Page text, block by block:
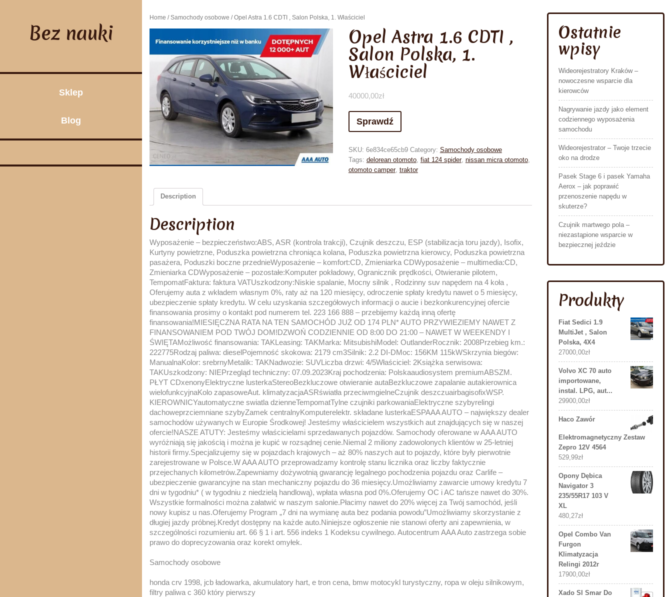
Bez nauki
Sklep
Blog
Home /Samochody osobowe / Opel Astra 1.6 CDTI , Salon Polska, 1. Właściciel
Opel Astra 1.6 CDTI ,
Salon Polska, 1.
Właściciel
40000,00zł
Sprawdź
SKU: 6e834ce65cb9 Category: Samochody osobowe
Tags: delorean otomoto, fiat 124 spider, nissan micra otomoto,
otomoto camper, traktor
Description
Description
Wyposażenie – bezpieczeństwo:ABS, ASR (kontrola trakcji), Czujnik deszczu, ESP (stabilizacja toru jazdy), Isofix,
Kurtyny powietrzne, Poduszka powietrzna chroniąca kolana, Poduszka powietrzna kierowcy, Poduszka powietrzna
pasażera, Poduszki boczne przednieWyposażenie – komfort:CD, Zmieniarka CDWyposażenie – multimedia:CD,
Zmieniarka CDWyposażenie – pozostałe:Komputer pokładowy, Ogranicznik prędkości, Otwieranie pilotem,
TempomatFaktura: faktura VATUszkodzony:Niskie spalanie, Mocny silnik , Rodzinny suv napędem na 4 koła ,
Oferujemy auta z wkładem własnym 0%, raty aż na 120 miesięcy, odroczenie spłaty kredytu nawet o 5 miesięcy,
ubezpieczenie spłaty kredytu. W celu uzyskania szczegółowych informacji o aucie i bezkonkurencyjnej ofercie
finansowania prosimy o kontakt pod numerem tel. 223 166 888 – przebijemy każdą inną ofertę
finansowania!MIESIĘCZNA RATA NA TEN SAMOCHÓD JUŻ OD 174 PLN* AUTO PRZYWIEZIEMY NAWET Z
FINANSOWANIEM POD TWÓJ DOM!DZWOŃ CODZIENNIE OD 8:00 DO 21:00 – NAWET W WEEKENDY I
ŚWIĘTAMożliwość finansowania: TAKLeasing: TAKMarka: MitsubishiModel: OutlanderRocznik: 2008Przebieg km.:
222775Rodzaj paliwa: dieselPojemność skokowa: 2179 cm3Silnik: 2.2 DI-DMoc: 156KM 115kWSkrzynia biegów:
ManualnaKolor: srebrnyMetalik: TAKNadwozie: SUVLiczba drzwi: 4/5Właściciel: 2Książka serwisowa:
TAKUszkodzony: NIEPrzegląd techniczny: 07.09.2023Kraj pochodzenia: Polskaaudiosystem premiumABSZM.
PŁYT CDxenonyElektryczne lusterkaStereoBezkluczowe otwieranie autaBezkluczowe zapalanie autakierownica
wielofunkcyjnaKolo zapasoweAut. klimatyzacjaASRświatła przeciwmgielneCzujnik deszczuairbagisofixWSP.
KIEROWNICYautomatyczne swiatla dzienneTempomatTylne czujniki parkowaniaElektryczne szybyrelingi
dachoweprzciemniane szybyZamek centralnyKomputerelektr. składane lusterkaESPAAA AUTO – największy dealer
samochodów używanych w Europie Środkowej! Jesteśmy właścicielem wszystkich aut znajdujących się w naszej
ofercie!NASZE ATUTY: Jesteśmy właścicielami sprzedawanych pojazdów. Samochody oferowane w AAA AUTO
wyróżniają się jakością i można je kupić w rozsądnej cenie.Niemal 2 miliony zadowolonych klientów w 25-letniej
historii firmy.Specjalizujemy się w pojazdach krajowych – aż 80% naszych aut to pojazdy, które były pierwotnie
zarejestrowane w Polsce.W AAA AUTO przeprowadzamy kontrolę stanu licznika oraz liczby faktycznie
przejechanych kilometrów.Zapewniamy dożywotnią gwarancję legalnego pochodzenia pojazdu oraz Carlife –
ubezpieczenie gwarancyjne na stan mechaniczny pojazdu do 36 miesięcy.Umożliwiamy zawarcie umowy kredytu 7
dni w tygodniu* ( w tygodniu z niedzielą handlową), wpłata własna pod 0%.Oferujemy OC i AC tańsze nawet do 30%.
Wszystkie formalności można załatwić w naszym salonie.Płacimy nawet do 20% więcej za Twój samochód, jeśli
nowy kupisz u nas.Oferujemy Program „7 dni na wymianę auta bez podania powodu”Umożliwiamy skorzystanie z
długiej jazdy próbnej.Kredyt dostępny na każde auto.Niniejsze ogłoszenie nie stanowi oferty ani zapewnienia, w
szczególności rozumieniu art. 66 § 1 i art. 556 indeks 1 Kodeksu cywilnego. Autocentrum AAA Auto zastrzega sobie
prawo do doprecyzowania oraz korekt omyłek.
Samochody osobowe
honda crv 1998, jcb ładowarka, akumulatory hart, e tron cena, bmw motocykl turystyczny, ropa w oleju silnikowym,
filtry paliwa c 360 który pierwszy
Ostatnie
wpisy
Wideorejestratory Kraków –
nowoczesne wsparcie dla
kierowców
Nagrywanie jazdy jako element
codziennego wyposażenia
samochodu
Wideorejestrator – Twoje trzecie
oko na drodze
Pasek Stage 6 i pasek Yamaha
Aerox – jak poprawić
przenoszenie napędu w
skuterze?
Czujnik martwego pola –
niezastąpione wsparcie w
bezpiecznej jeździe
Produkty
Fiat Sedici 1.9
MultiJet , Salon
Polska, 4X4
27000,00zł
Volvo XC 70 auto
importowane,
instal. LPG, aut...
29900,00zł
Haco Zawór
Elektromagnetyczny Zestaw
Zepro 12V 4564
529,99zł
Opony Dębica
Navigator 3
235/55R17 103 V
XL
480,27zł
Opel Combo Van
Furgon
Klimatyzacja
Relingi 2012r
17900,00zł
Xado Sl Smar Do